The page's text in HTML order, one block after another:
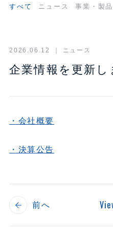
採用情報
すべて ニュース 事業・製品
2026.06.12 ｜ ニュース
企業情報を更新し
・会社概要
・決算公告
前へ